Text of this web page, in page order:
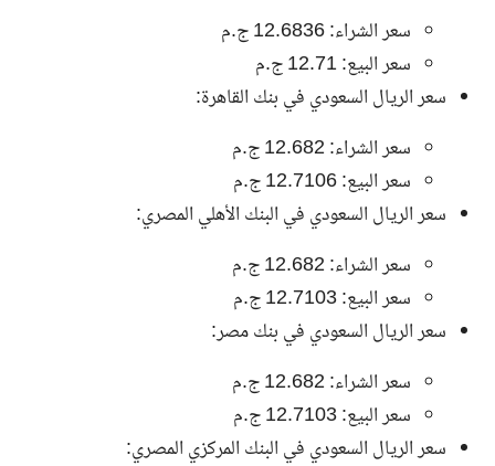
سعر الشراء: 12.6836 ج.م
سعر البيع: 12.71 ج.م
سعر الريال السعودي في بنك القاهرة:
سعر الشراء: 12.682 ج.م
سعر البيع: 12.7106 ج.م
سعر الريال السعودي في البنك الأهلي المصري:
سعر الشراء: 12.682 ج.م
سعر البيع: 12.7103 ج.م
سعر الريال السعودي في بنك مصر:
سعر الشراء: 12.682 ج.م
سعر البيع: 12.7103 ج.م
سعر الريال السعودي في البنك المركزي المصري: